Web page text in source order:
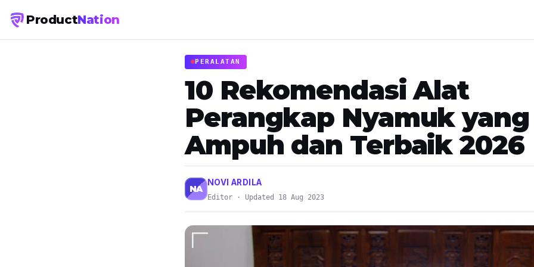
ProductNation
PERALATAN
10 Rekomendasi Alat
Perangkap Nyamuk yang
Ampuh dan Terbaik 2026
NA
NOVI ARDILA
Editor · Updated 18 Aug 2023